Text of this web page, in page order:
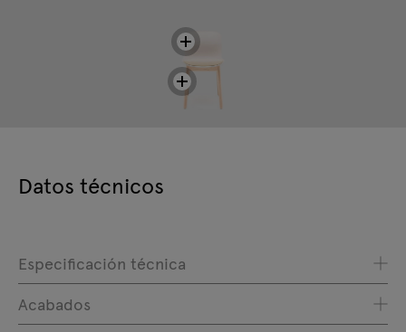
Datos técnicos
Especificación técnica
Acabados